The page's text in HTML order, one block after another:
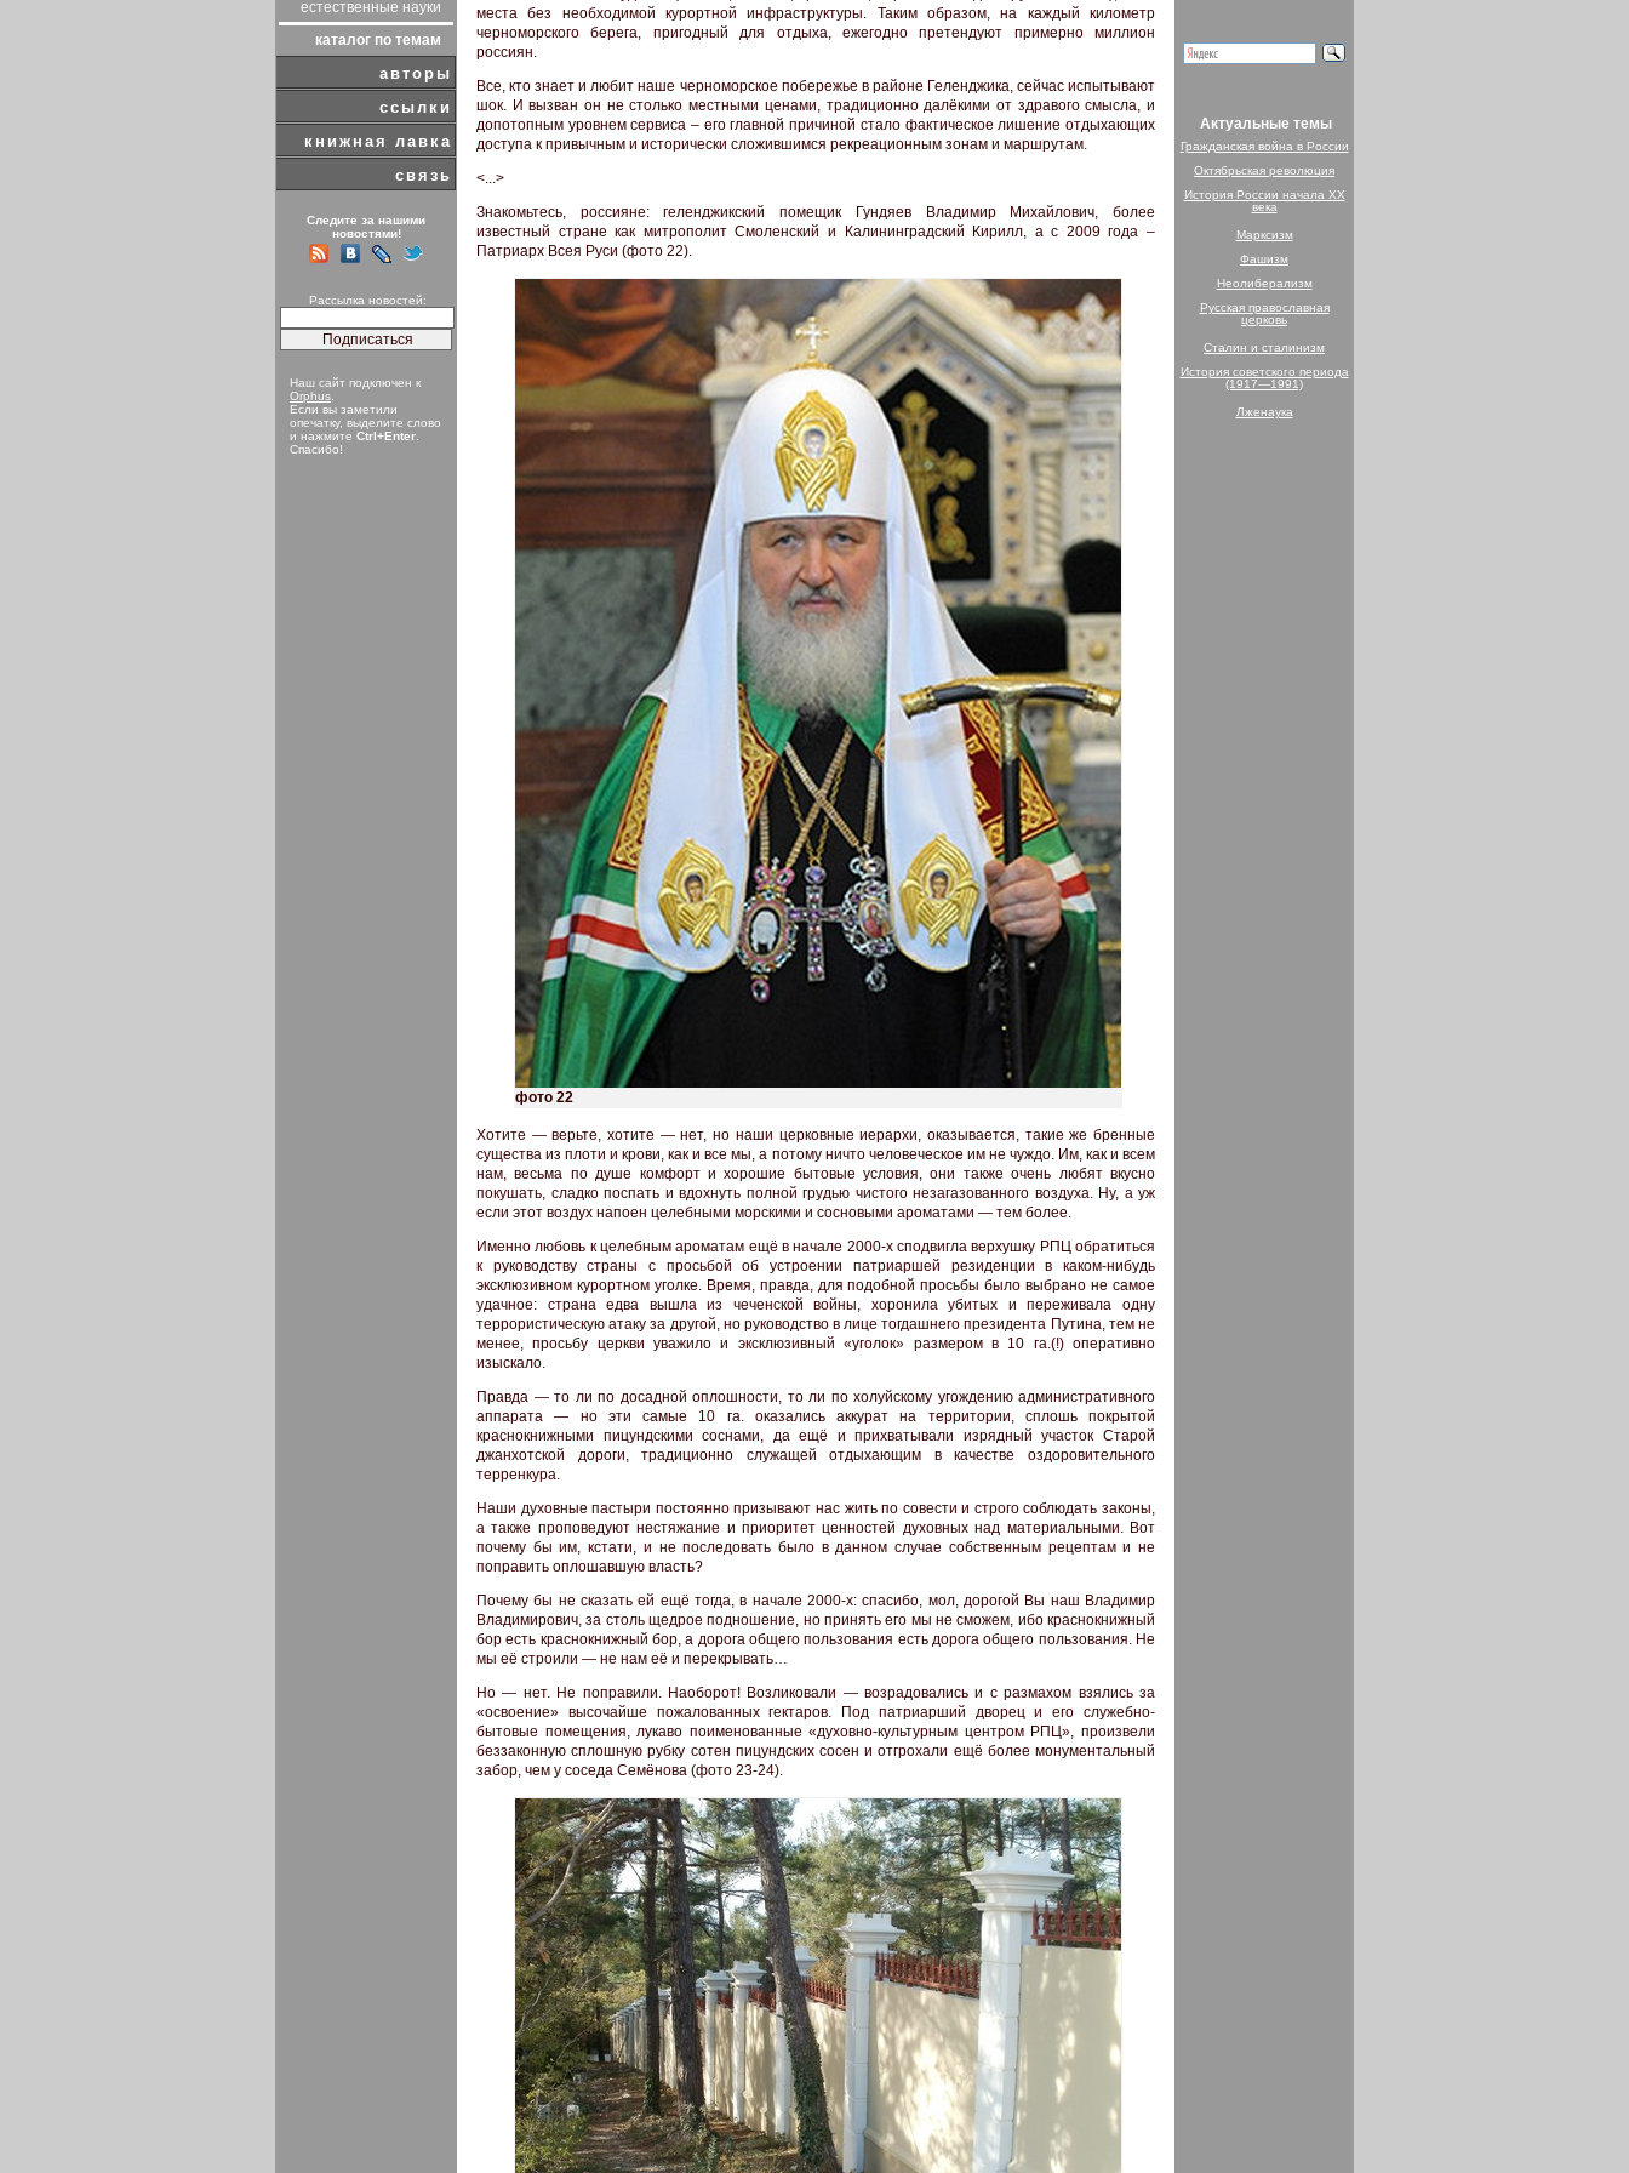
естественные науки
каталог по темам
авторы
ссылки
книжная лавка
связь
Следите за нашими
новостями!
Рассылка новостей:
Наш сайт подключен к
Orphus
Если вы заметили
опечатку, выделите слово
и нажмите Ctrl+Enter
Спасибо!
места без необходимой курортной инфраструктуры. Таким образом, на каждый километр
черноморского берега, пригодный для отдыха, ежегодно претендуют примерно миллион
россиян.
Все, кто знает и любит наше черноморское побережье в районе Геленджика, сейчас испытывают
шок. И вызван он не столько местными ценами, традиционно далёкими от здравого смысла, и
допотопным уровнем сервиса – его главной причиной стало фактическое лишение отдыхающих
доступа к привычным и исторически сложившимся рекреационным зонам и маршрутам.
<...>
Знакомьтесь, россияне: геленджикский помещик Гундяев Владимир Михайлович, более
известный стране как митрополит Смоленский и Калининградский Кирилл, а с 2009 года –
Патриарх Всея Руси (фото 22).
фото 22
Хотите — верьте, хотите — нет, но наши церковные иерархи, оказывается, такие же бренные
существа из плоти и крови, как и все мы, а потому ничто человеческое им не чуждо. Им, как и всем
нам, весьма по душе комфорт и хорошие бытовые условия, они также очень любят вкусно
покушать, сладко поспать и вдохнуть полной грудью чистого незагазованного воздуха. Ну, а уж
если этот воздух напоен целебными морскими и сосновыми ароматами — тем более.
Именно любовь к целебным ароматам ещё в начале 2000-х сподвигла верхушку РПЦ обратиться
к руководству страны с просьбой об устроении патриаршей резиденции в каком-нибудь
эксклюзивном курортном уголке. Время, правда, для подобной просьбы было выбрано не самое
удачное: страна едва вышла из чеченской войны, хоронила убитых и переживала одну
террористическую атаку за другой, но руководство в лице тогдашнего президента Путина, тем не
менее, просьбу церкви уважило и эксклюзивный «уголок» размером в 10 га.(!) оперативно
изыскало.
Правда — то ли по досадной оплошности, то ли по холуйскому угождению административного
аппарата — но эти самые 10 га. оказались аккурат на территории, сплошь покрытой
краснокнижными пицундскими соснами, да ещё и прихватывали изрядный участок Старой
джанхотской дороги, традиционно служащей отдыхающим в качестве оздоровительного
терренкура.
Наши духовные пастыри постоянно призывают нас жить по совести и строго соблюдать законы,
а также проповедуют нестяжание и приоритет ценностей духовных над материальными. Вот
почему бы им, кстати, и не последовать было в данном случае собственным рецептам и не
поправить оплошавшую власть?
Почему бы не сказать ей ещё тогда, в начале 2000-х: спасибо, мол, дорогой Вы наш Владимир
Владимирович, за столь щедрое подношение, но принять его мы не сможем, ибо краснокнижный
бор есть краснокнижный бор, а дорога общего пользования есть дорога общего пользования. Не
мы её строили — не нам её и перекрывать…
Но — нет. Не поправили. Наоборот! Возликовали — возрадовались и с размахом взялись за
«освоение» высочайше пожалованных гектаров. Под патриарший дворец и его служебно-
бытовые помещения, лукаво поименованные «духовно-культурным центром РПЦ», произвели
беззаконную сплошную рубку сотен пицундских сосен и отгрохали ещё более монументальный
забор, чем у соседа Семёнова (фото 23-24).
Актуальные темы
Гражданская война в России
Октябрьская революция
История России начала XX
века
Марксизм
Фашизм
Неолиберализм
Русская православная
церковь
Сталин и сталинизм
История советского периода
(1917—1991)
Лженаука